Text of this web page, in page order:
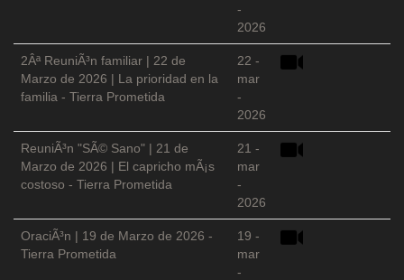
-
2026
2Âª ReuniÃ³n familiar | 22 de
Marzo de 2026 | La prioridad en la
familia - Tierra Prometida
22 -
mar
-
2026
ReuniÃ³n "SÃ© Sano" | 21 de
Marzo de 2026 | El capricho mÃ¡s
costoso - Tierra Prometida
21 -
mar
-
2026
OraciÃ³n | 19 de Marzo de 2026 -
Tierra Prometida
19 -
mar
-